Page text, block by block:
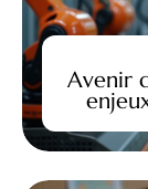
Avenir